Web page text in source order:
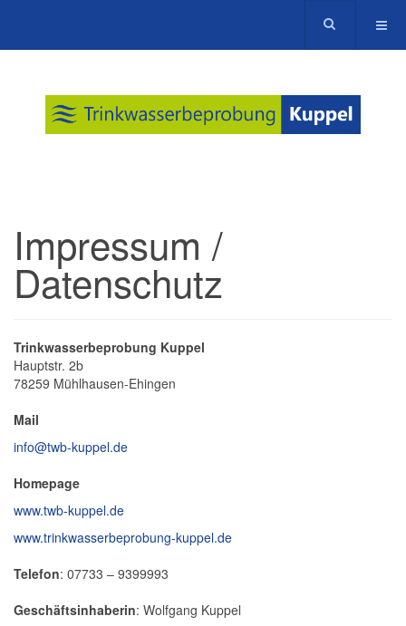
Impressum /
Datenschutz
Trinkwasserbeprobung Kuppel
Hauptstr. 2b
78259 Mühlhausen-Ehingen
Mail
info@twb-kuppel.de
Homepage
www.twb-kuppel.de
www.trinkwasserbeprobung-kuppel.de
Telefon: 07733 – 9399993
Geschäftsinhaberin: Wolfgang Kuppel